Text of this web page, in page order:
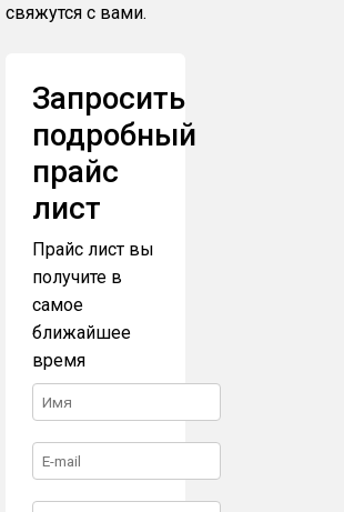
свяжутся с вами.
Запросить
подробный
прайс
лист
Прайс лист вы
получите в
самое
ближайшее
время